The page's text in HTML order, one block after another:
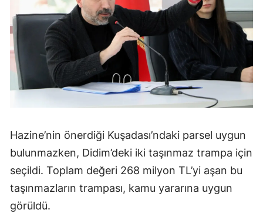
Hazine’nin önerdiği Kuşadası’ndaki parsel uygun
bulunmazken, Didim’deki iki taşınmaz trampa için
seçildi. Toplam değeri 268 milyon TL’yi aşan bu
taşınmazların trampası, kamu yararına uygun
görüldü.